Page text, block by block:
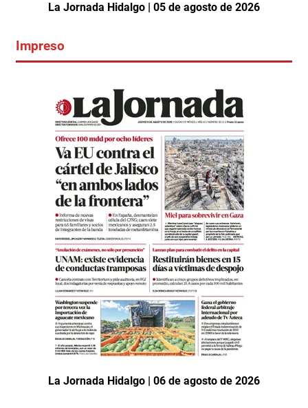
La Jornada Hidalgo | 05 de agosto de 2026
Impreso
La Jornada Hidalgo | 06 de agosto de 2026